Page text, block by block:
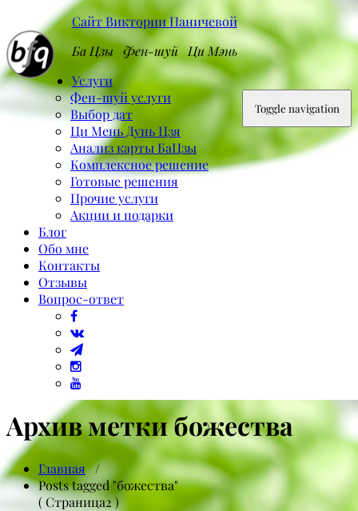
Сайт Виктории Паничевой
Ба Цзы Фен-шуй Ци Мэнь
Toggle navigation
Услуги
Фен-шуй услуги
Выбор дат
Ци Мень Дунь Цзя
Анализ карты БаЦзы
Комплексное решение
Готовые решения
Прочие услуги
Акции и подарки
Блог
Обо мне
Контакты
Отзывы
Вопрос-ответ
Архив метки божества
Главная/
Posts tagged "божества"
( Страница2 )